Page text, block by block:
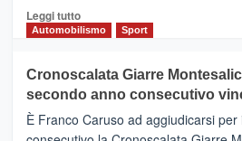
Gusto,
il
tra
sapori
vicoli
Leggi tuttoLeggi
di
Mondello
(Palermo)
–
“E
Automobilismo Sport
Cronoscalata Giarre
secondo anno consecutivo
È Franco Caruso ad aggiudicarsi